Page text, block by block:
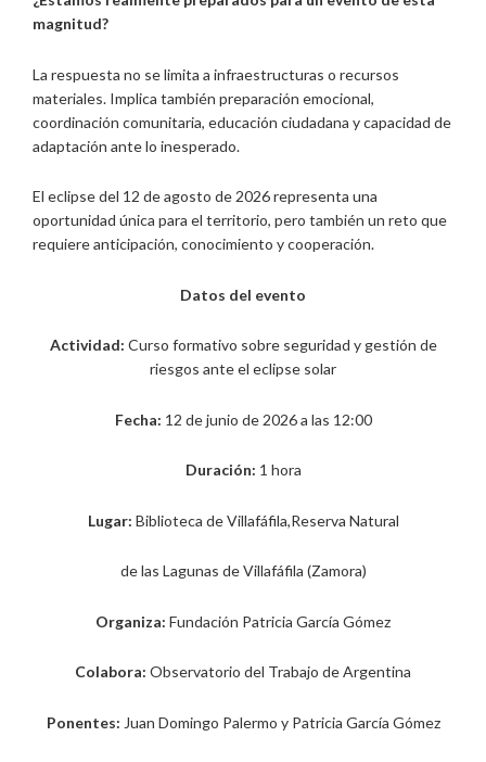
magnitud?
La respuesta no se limita a infraestructuras o recursos
materiales. Implica también preparación emocional,
coordinación comunitaria, educación ciudadana y capacidad de
adaptación ante lo inesperado.
El eclipse del 12 de agosto de 2026 representa una
oportunidad única para el territorio, pero también un reto que
requiere anticipación, conocimiento y cooperación.
Datos del evento
Actividad: Curso formativo sobre seguridad y gestión de
riesgos ante el eclipse solar
Fecha: 12 de junio de 2026 a las 12:00
Duración: 1 hora
Lugar: Biblioteca de Villafáfila,Reserva Natural
de las Lagunas de Villafáfila (Zamora)
Organiza: Fundación Patricia García Gómez
Colabora: Observatorio del Trabajo de Argentina
Ponentes: Juan Domingo Palermo y Patricia García Gómez